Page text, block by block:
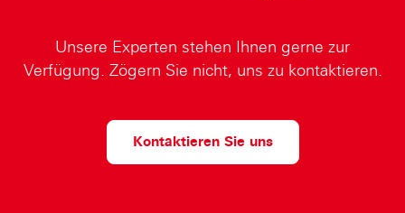
Unsere Experten stehen Ihnen gerne zur
Verfügung. Zögern Sie nicht, uns zu kontaktieren.
Kontaktieren Sie uns